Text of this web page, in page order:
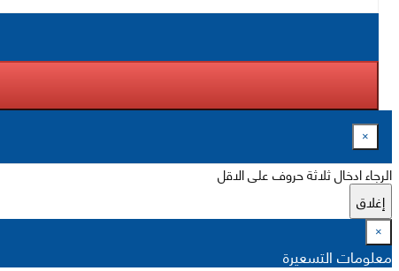
×
الرجاء ادخال ثلاثة حروف على الاقل
إغلاق
×
معلومات التسعيرة